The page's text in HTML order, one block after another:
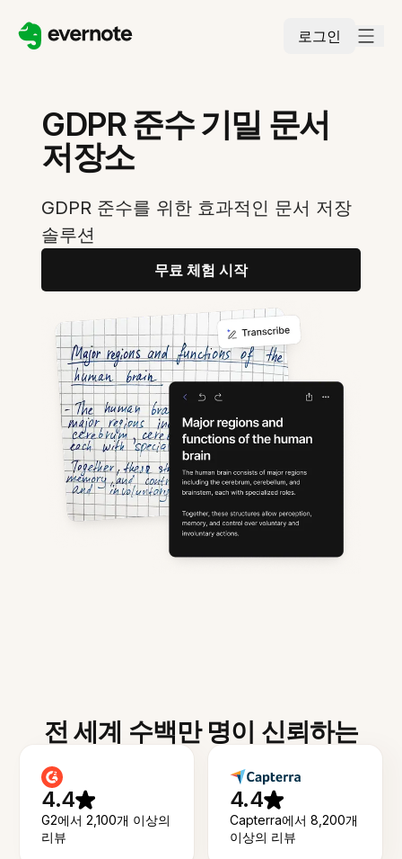
로그인
GDPR 준수 기밀 문서
저장소
GDPR 준수를 위한 효과적인 문서 저장
솔루션
무료 체험 시작
전 세계 수백만 명이 신뢰하는
4.4
G2에서 2,100개 이상의
리뷰
4.4
Capterra에서 8,200개
이상의 리뷰